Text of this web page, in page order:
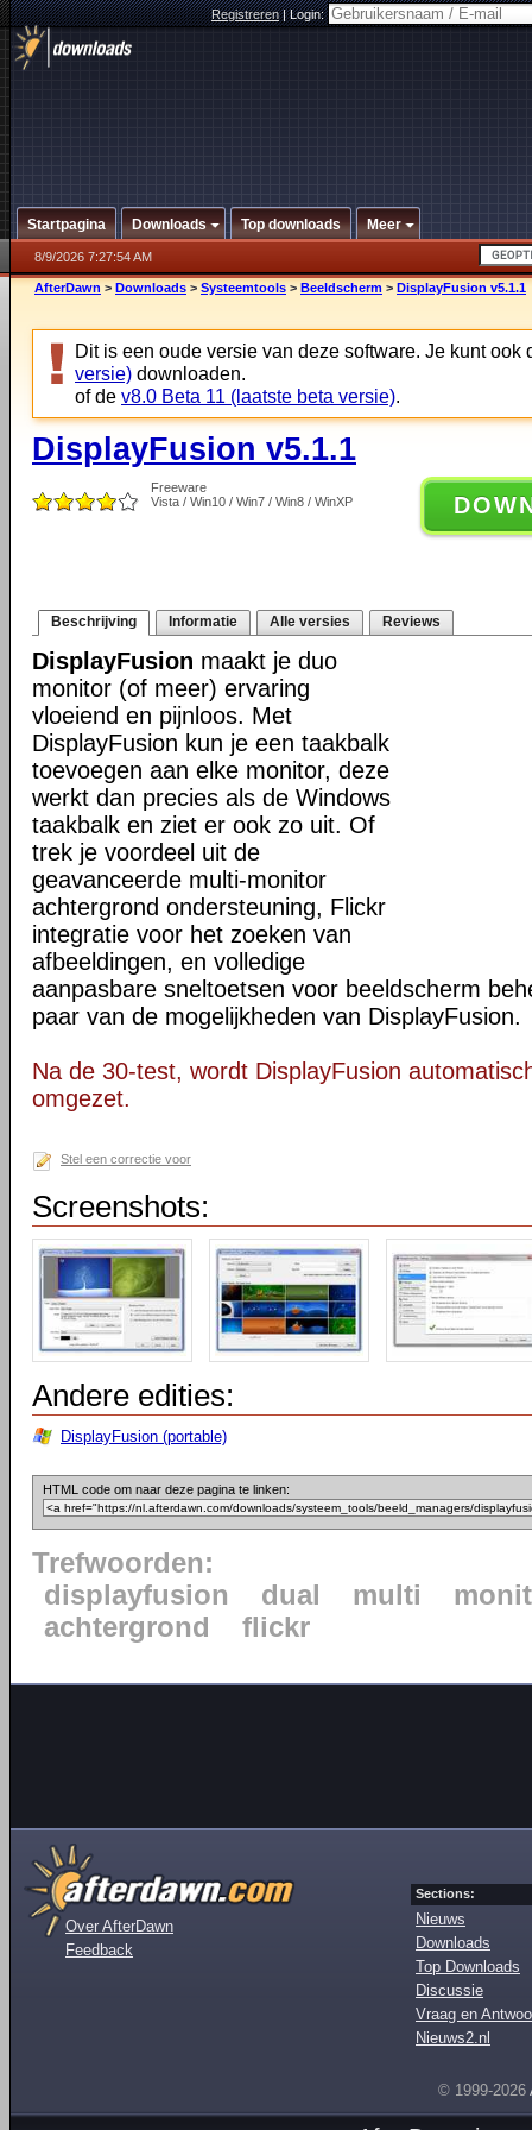
Registreren|Login:
Startpagina Downloads Top downloads Meer
8/9/2026 7:27:54 AM
AfterDawn > Downloads > Systeemtools > Beeldscherm > DisplayFusion v5.1.1
Dit is een oude versie van deze software. Je kunt ook
versie) downloaden.
of de v8.0 Beta 11 (laatste beta versie).
DisplayFusion v5.1.1
Freeware
Vista / Win10 / Win7 / Win8 / WinXP
Beschrijving Informatie Alle versies Reviews
DisplayFusion maakt je duo
monitor (of meer) ervaring
vloeiend en pijnloos. Met
DisplayFusion kun je een taakbalk
toevoegen aan elke monitor, deze
werkt dan precies als de Windows
taakbalk en ziet er ook zo uit. Of
trek je voordeel uit de
geavanceerde multi-monitor
achtergrond ondersteuning, Flickr
integratie voor het zoeken van
afbeeldingen, en volledige
aanpasbare sneltoetsen voor beeldscherm
paar van de mogelijkheden van DisplayFusion.
Na de 30-test, wordt DisplayFusion
omgezet.
Stel een correctie voor
Screenshots:
Andere edities:
DisplayFusion (portable)
HTML code om naar deze pagina te linken:
Trefwoorden:
displayfusion
dual multi
achtergrond
flickr
Over AfterDawn
Feedback
Sections:
Nieuws
Downloads
Top Downloads
Discussie
Vraag en
Nieuws2.nl
© 1999-2026